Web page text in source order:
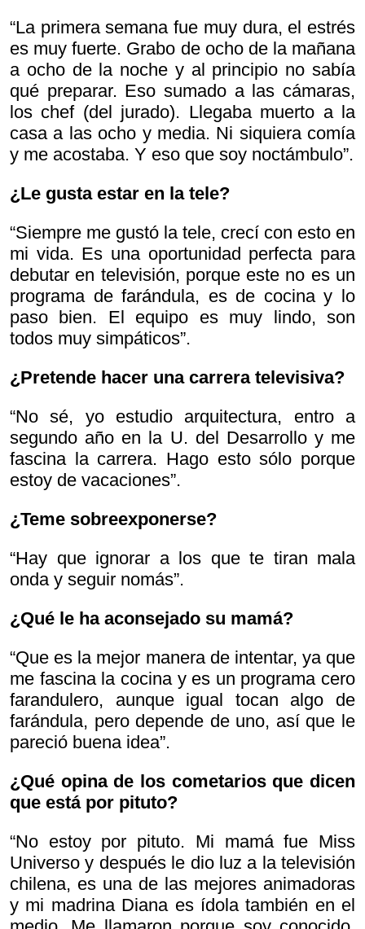
“La primera semana fue muy dura, el estrés
es muy fuerte. Grabo de ocho de la mañana
a ocho de la noche y al principio no sabía
qué preparar. Eso sumado a las cámaras,
los chef (del jurado). Llegaba muerto a la
casa a las ocho y media. Ni siquiera comía
y me acostaba. Y eso que soy noctámbulo”.
¿Le gusta estar en la tele?
“Siempre me gustó la tele, crecí con esto en
mi vida. Es una oportunidad perfecta para
debutar en televisión, porque este no es un
programa de farándula, es de cocina y lo
paso bien. El equipo es muy lindo, son
todos muy simpáticos”.
¿Pretende hacer una carrera televisiva?
“No sé, yo estudio arquitectura, entro a
segundo año en la U. del Desarrollo y me
fascina la carrera. Hago esto sólo porque
estoy de vacaciones”.
¿Teme sobreexponerse?
“Hay que ignorar a los que te tiran mala
onda y seguir nomás”.
¿Qué le ha aconsejado su mamá?
“Que es la mejor manera de intentar, ya que
me fascina la cocina y es un programa cero
farandulero, aunque igual tocan algo de
farándula, pero depende de uno, así que le
pareció buena idea”.
¿Qué opina de los cometarios que dicen
que está por pituto?
“No estoy por pituto. Mi mamá fue Miss
Universo y después le dio luz a la televisión
chilena, es una de las mejores animadoras
y mi madrina Diana es ídola también en el